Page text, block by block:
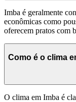
Imba é geralmente
econômicas como
oferecem pratos com
Como é o clima
O clima em Imba é